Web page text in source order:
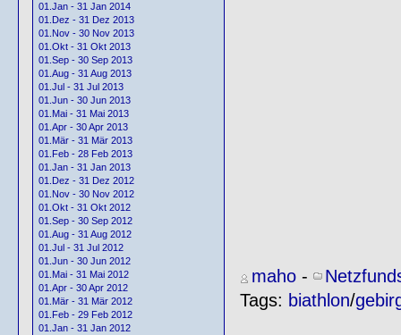
01.Jan - 31 Jan 2014
01.Dez - 31 Dez 2013
01.Nov - 30 Nov 2013
01.Okt - 31 Okt 2013
01.Sep - 30 Sep 2013
01.Aug - 31 Aug 2013
01.Jul - 31 Jul 2013
01.Jun - 30 Jun 2013
01.Mai - 31 Mai 2013
01.Apr - 30 Apr 2013
01.Mär - 31 Mär 2013
01.Feb - 28 Feb 2013
01.Jan - 31 Jan 2013
01.Dez - 31 Dez 2012
01.Nov - 30 Nov 2012
01.Okt - 31 Okt 2012
01.Sep - 30 Sep 2012
01.Aug - 31 Aug 2012
01.Jul - 31 Jul 2012
01.Jun - 30 Jun 2012
01.Mai - 31 Mai 2012
01.Apr - 30 Apr 2012
01.Mär - 31 Mär 2012
01.Feb - 29 Feb 2012
01.Jan - 31 Jan 2012
maho-
Tags: biathlon/